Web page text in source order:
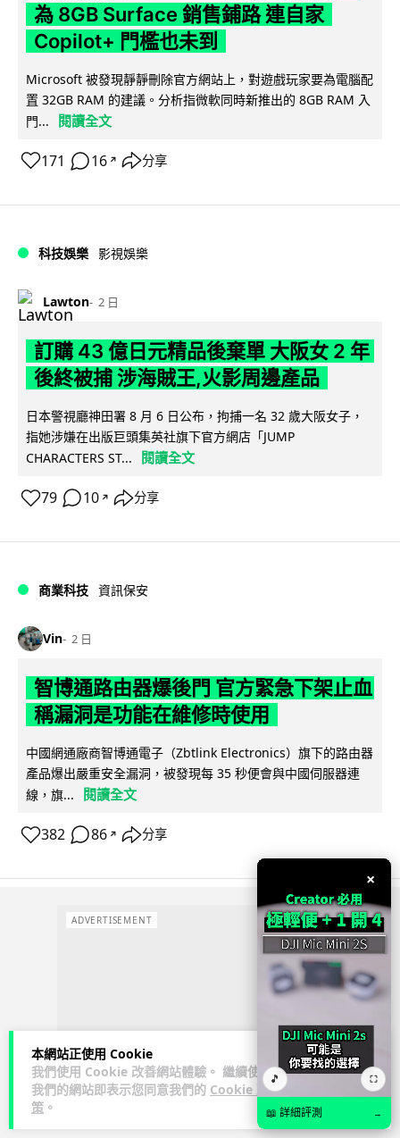
本網站正使用 Cookie
我們使用 Cookie 改善網站體驗。 繼續使用
我們的網站即表示您同意我們的 Cookie 政
策 。
為 8GB Surface 銷售鋪路 連自家
Copilot+ 門檻也未到
Microsoft 被發現靜靜刪除官方網站上，對遊戲玩家要為電腦配
置 32GB RAM 的建議。分析指微軟同時新推出的 8GB RAM 入
門...
閱讀全文
171 16 ↗ 分享
科技娛樂 影視娛樂
Lawton 2 日
訂購 43 億日元精品後棄單 大阪女 2 年
後終被捕 涉海賊王,火影周邊產品
日本警視廳神田署 8 月 6 日公布，拘捕一名 32 歲大阪女子，
指她涉嫌在出版巨頭集英社旗下官方網店「JUMP
CHARACTERS ST...
閱讀全文
79 10 ↗ 分享
商業科技 資訊保安
Vin 2 日
智博通路由器爆後門 官方緊急下架止血
稱漏洞是功能在維修時使用
中國網通廠商智博通電子（Zbtlink Electronics）旗下的路由器
產品爆出嚴重安全漏洞，被發現每 35 秒便會與中國伺服器連
線，旗...
閱讀全文
382 86 ↗ 分享
ADVERTISEMENT
×
🎵 ⛶
📖 詳細評測 →